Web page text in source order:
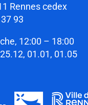
Rennes cedex
93
12:00 – 18:00
01.01, 01.05